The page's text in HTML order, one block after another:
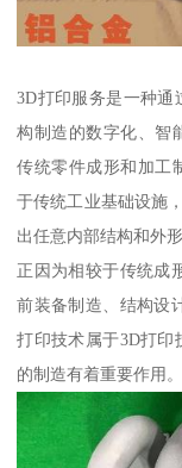
3D打印服务是一种通
构制造的数字化、智
传统零件成形和加工
于传统工业基础设施
出任意内部结构和外
正因为相较于传统成
前装备制造、结构设
打印技术属于3D打印
的制造有着重要作用。